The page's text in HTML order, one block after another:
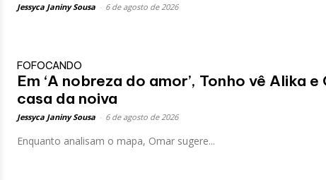
Jessyca Janiny Sousa 6 de agosto de 2026
FOFOCANDO
Em ‘A nobreza do amor’, Tonho vê Alika
casa da noiva
Jessyca Janiny Sousa 6 de agosto de 2026
Enquanto analisam o mapa, Omar sugere...